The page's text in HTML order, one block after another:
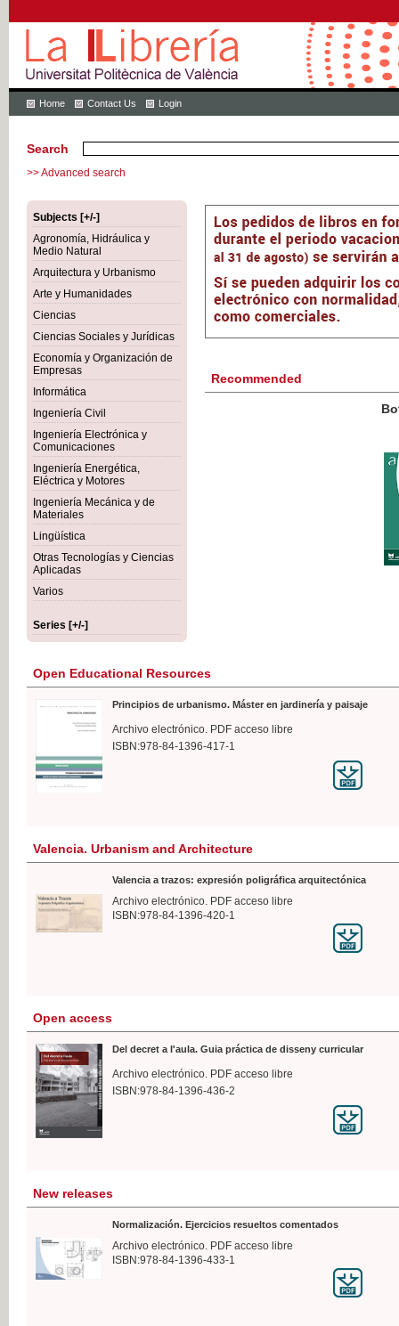
Home Contact Us Login
Search
>> Advanced search
Subjects [+/-]
Agronomía, Hidráulica y
Medio Natural
Arquitectura y Urbanismo
Arte y Humanidades
Ciencias
Ciencias Sociales y Jurídicas
Economía y Organización de
Empresas
Informática
Ingeniería Civil
Ingeniería Electrónica y
Comunicaciones
Ingeniería Energética,
Eléctrica y Motores
Ingeniería Mecánica y de
Materiales
Lingüística
Otras Tecnologías y Ciencias
Aplicadas
Varios
Series [+/-]
Recommended
Open Educational Resources
Principios de urbanismo. Máster en jardinería y paisaje
Archivo electrónico. PDF acceso libre
ISBN:978-84-1396-417-1
Valencia. Urbanism and Architecture
Valencia a trazos: expresión poligráfica arquitectónica
Archivo electrónico. PDF acceso libre
ISBN:978-84-1396-420-1
Open access
Del decret a l'aula. Guia práctica de disseny curricular
Archivo electrónico. PDF acceso libre
ISBN:978-84-1396-436-2
New releases
Normalización. Ejercicios resueltos comentados
Archivo electrónico. PDF acceso libre
ISBN:978-84-1396-433-1